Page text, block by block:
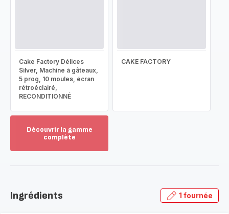
Cake Factory Délices
Silver, Machine à gâteaux,
5 prog, 10 moules, écran
rétroéclairé,
RECONDITIONNÉ
CAKE FACTORY
Découvrir la gamme
complète
gamme
Ingrédients 1 fournée